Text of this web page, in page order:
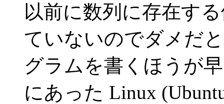
以前に数列に存在す
ていないのでダメだ
グラムを書くほうが
にあった Linux